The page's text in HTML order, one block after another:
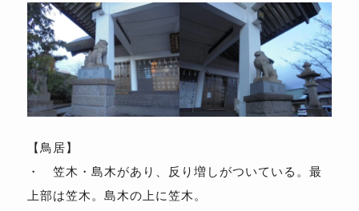
【鳥居】
・ 笠木・島木があり、反り増しがついている。最
上部は笠木。島木の上に笠木。